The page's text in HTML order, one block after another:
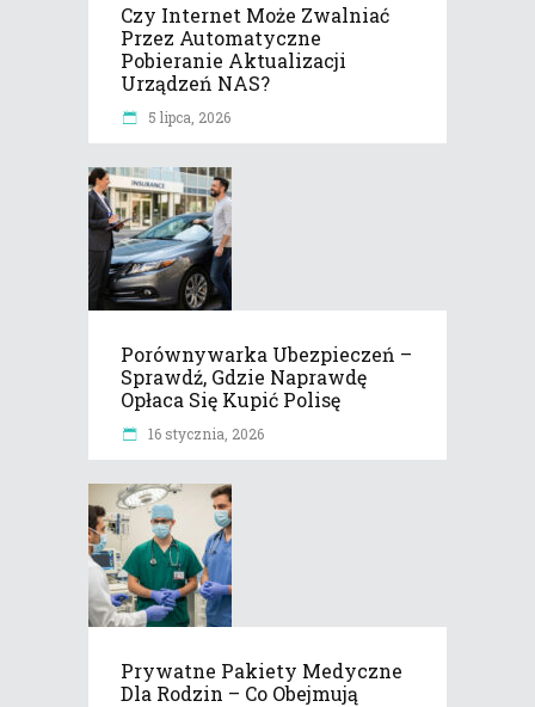
Czy Internet Może Zwalniać
Przez Automatyczne
Pobieranie Aktualizacji
Urządzeń NAS?
5 lipca, 2026
Porównywarka Ubezpieczeń –
Sprawdź, Gdzie Naprawdę
Opłaca Się Kupić Polisę
16 stycznia, 2026
Prywatne Pakiety Medyczne
Dla Rodzin – Co Obejmują